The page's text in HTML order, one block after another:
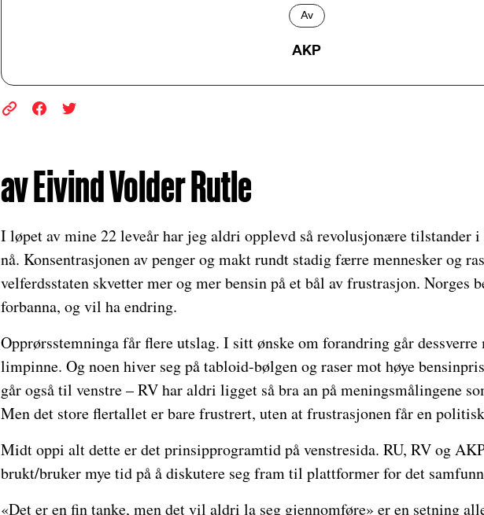
Av
AKP
av Eivind Volder Rutle
I løpet av mine 22 leveår har jeg aldri opplevd så revolusjonære tilstander
nå. Konsentrasjonen av penger og makt rundt stadig færre mennesker og
velferdsstaten skvetter mer og mer bensin på et bål av frustrasjon. Norges
forbanna, og vil ha endring.
Opprørsstemninga får flere utslag. I sitt ønske om forandring går dessverre
limpinne. Og noen hiver seg på tabloid-bølgen og raser mot høye
går også til venstre – RV har aldri ligget så bra an på meningsmålingene
Men det store flertallet er bare frustrert, uten at frustrasjonen får en
Midt oppi alt dette er det prinsipprogramtid på venstresida. RU, RV og
brukt/bruker mye tid på å diskutere seg fram til plattformer for det
«Det er en fin tanke, men det vil aldri la seg gjennomføre» er en setning